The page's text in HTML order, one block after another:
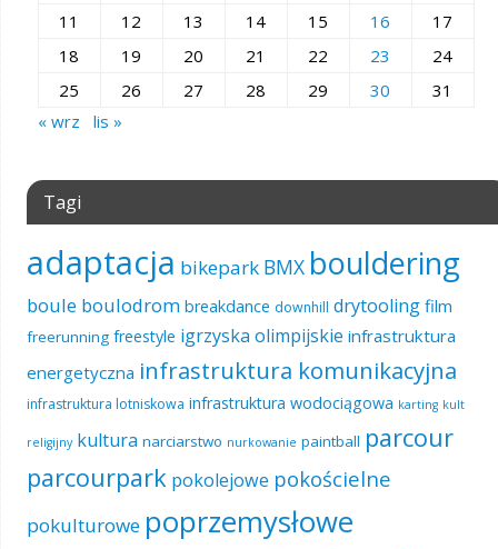
11
12 13 14 15 16
17
18
19 20 21 22 23
24
25
26 27 28 29 30
31
« wrz
lis »
Tagi
adaptacja bikepark BMX bouldering
boule boulodrom breakdance downhill drytooling film
freerunning freestyle igrzyska olimpijskie infrastruktura
energetyczna infrastruktura komunikacyjna
infrastruktura lotniskowa infrastruktura wodociągowa karting kult
religijny kultura narciarstwo nurkowanie paintball parcour
parcourpark pokolejowe pokościelne
pokulturowe poprzemysłowe